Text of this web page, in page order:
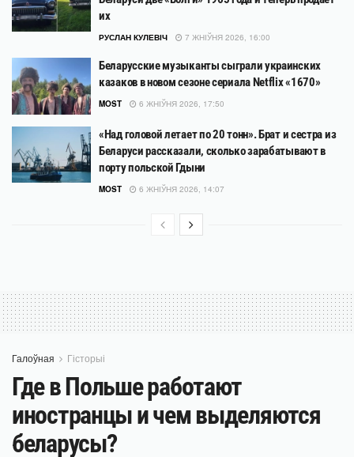
их
РУСЛАН КУЛЕВІЧ 7 ЖНІЎНЯ 2026, 16:00
Беларусские музыканты сыграли украинских
казаков в новом сезоне сериала Netflix «1670»
MOST 6 ЖНІЎНЯ 2026, 17:50
«Над головой летает по 20 тонн». Брат и сестра из
Беларуси рассказали, сколько зарабатывают в
порту польской Гдыни
MOST 6 ЖНІЎНЯ 2026, 14:07
Галоўная Гісторыі
Где в Польше работают
иностранцы и чем выделяются
беларусы?